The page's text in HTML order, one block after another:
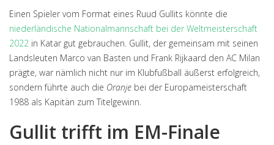
Einen Spieler vom Format eines Ruud Gullits könnte die
niederländische Nationalmannschaft bei der Weltmeisterschaft
2022 in Katar gut gebrauchen. Gullit, der gemeinsam mit seinen
Landsleuten Marco van Basten und Frank Rijkaard den AC Milan
prägte, war nämlich nicht nur im Klubfußball äußerst erfolgreich,
sondern führte auch die Oranje bei der Europameisterschaft
1988 als Kapitän zum Titelgewinn.
Gullit trifft im EM-Finale